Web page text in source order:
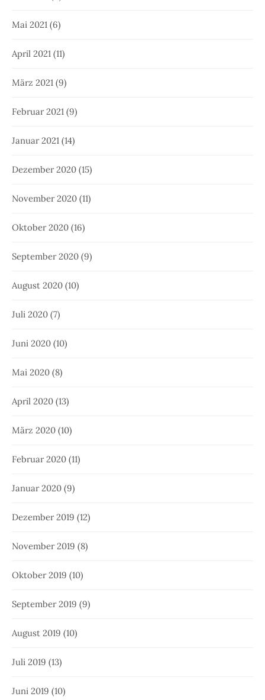
Mai 2021 (6)
April 2021 (11)
März 2021 (9)
Februar 2021 (9)
Januar 2021 (14)
Dezember 2020 (15)
November 2020 (11)
Oktober 2020 (16)
September 2020 (9)
August 2020 (10)
Juli 2020 (7)
Juni 2020 (10)
Mai 2020 (8)
April 2020 (13)
März 2020 (10)
Februar 2020 (11)
Januar 2020 (9)
Dezember 2019 (12)
November 2019 (8)
Oktober 2019 (10)
September 2019 (9)
August 2019 (10)
Juli 2019 (13)
Juni 2019 (10)